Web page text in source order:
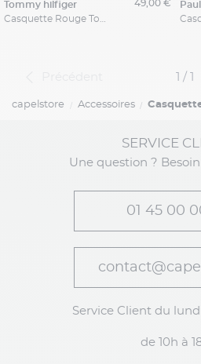
tommy hilfiger
49,00 €
1 / 1
capelstore Accessoires
SERVICE
Une question ?
01 45 00
Service Client du
de 10h à